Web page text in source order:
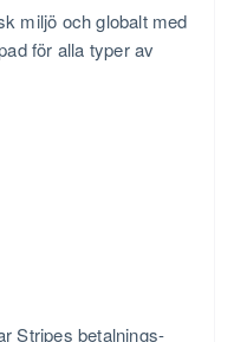
miljö och globalt med
för alla typer av
Stripes betalnings-